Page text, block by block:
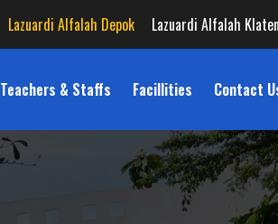
Lazuardi Alfalah Depok Lazuardi Alfalah Klaten
Teachers & Staffs Facillities Contact